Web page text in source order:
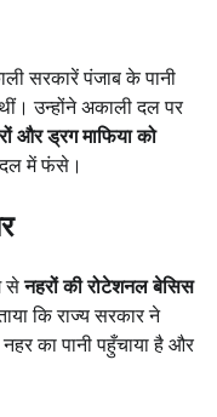
सरकारें पंजाब के पानी
उन्होंने अकाली दल पर
और ड्रग माफिया को
में फंसे।
सेनहरों की रोटेशनल बेसिस
कि राज्य सरकार ने
का पानी पहुँचाया है और